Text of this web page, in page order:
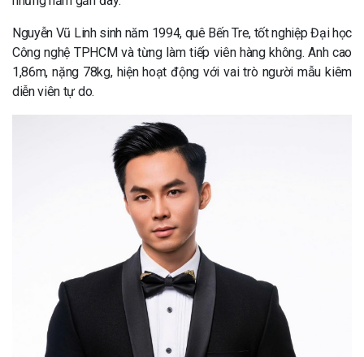
Nguyễn Vũ Linh sinh năm 1994, quê Bến Tre, tốt nghiệp Đại học
Công nghệ TPHCM và từng làm tiếp viên hàng không. Anh cao
1,86m, nặng 78kg, hiện hoạt động với vai trò người mẫu kiêm
diễn viên tự do.